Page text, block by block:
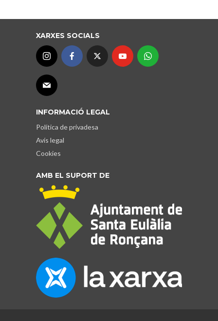
XARXES SOCIALS
INFORMACIÓ LEGAL
Política de privadesa
Avís legal
Cookies
AMB EL SUPORT DE